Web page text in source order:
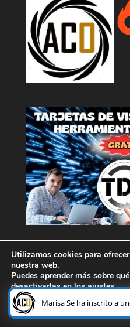
Utilizamos cookies para
nuestra web.
Puedes aprender más sobre
desactivarlas en losajustes.
Aceptar Rechazar
¿Necesitas
Marisa Se ha inscrito a